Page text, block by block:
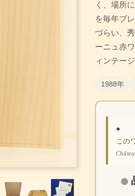
く、場所
を毎年ブ
づらい、
ーニュ赤
ィンテージ
1988年
●
この